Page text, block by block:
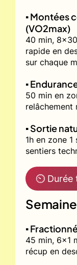
▪️ Montées
(VO2max)
40 min,
rapide en
sur chaque
▪️
50 min en
relâchement
▪️ Sortie
1h en zone
sentiers
⏲ Durée
▪️
45 min, 6x1
récup en